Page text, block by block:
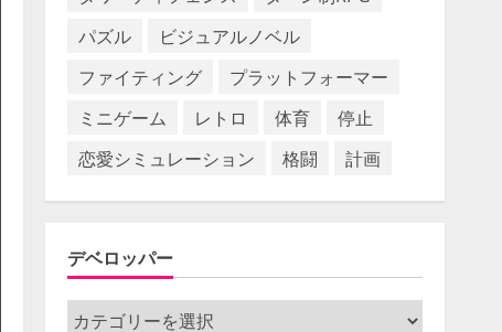
パズル
ビジュアルノベル
ファイティング
プラットフォーマー
ミニゲーム
レトロ 体育
停止
恋愛シミュレーション
格闘 計画
デベロッパー
デ